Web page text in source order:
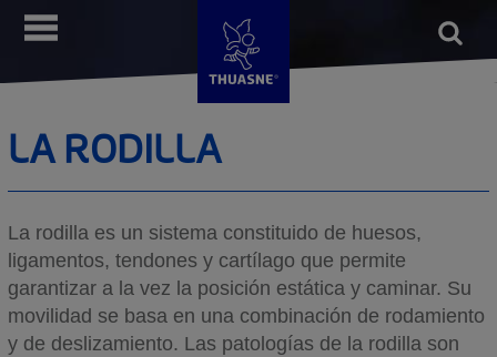
Pasar
Open
form Menú
LA RODILLA
La rodilla es un sistema constituido de huesos,
ligamentos, tendones y cartílago que permite
garantizar a la vez la posición estática y caminar. Su
movilidad se basa en una combinación de rodamiento
y de deslizamiento. Las patologías de la rodilla son